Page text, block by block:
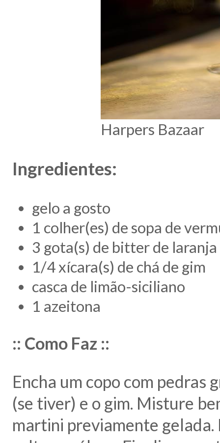
Harpers Bazaar
Ingredientes:
gelo a gosto
1 colher(es) de sopa de
3 gota(s) de bitter de
1/4 xícara(s) de chá de gim
casca de limão-siciliano
1 azeitona
:: Como Faz ::
Encha um copo com pedras
(se tiver) e o gim. Misture
martini previamente gelada.